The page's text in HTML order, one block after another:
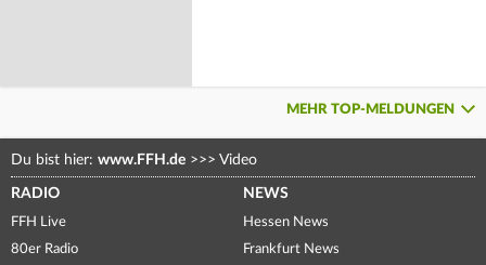
MEHR TOP-MELDUNGEN
Du bist hier: www.FFH.de >>> Video
RADIO
FFH Live
80er Radio
NEWS
Hessen News
Frankfurt News